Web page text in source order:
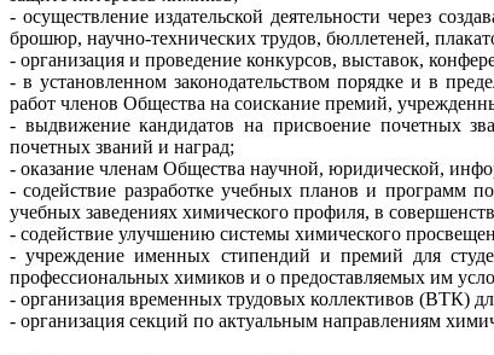
- осуществление издательской деятельности через
брошюр, научно-технических трудов, бюллетеней,
- организация и проведение конкурсов, выставок,
- в установленном законодательством порядке и в
работ членов Общества на соискание премий,
- выдвижение кандидатов на присвоение почетных
почетных званий и наград;
- оказание членам Общества научной, юридической,
- содействие разработке учебных планов и программ
учебных заведениях химического профиля, в
- содействие улучшению системы химического
- учреждение именных стипендий и премий для
профессиональных химиков и о предоставляемых им
- организация временных трудовых коллективов (ВТК)
- организация секций по актуальным направлениям